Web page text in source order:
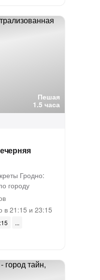
Пешая
1.5 часа
Гродно:
городу
в 21:15 и 23:15